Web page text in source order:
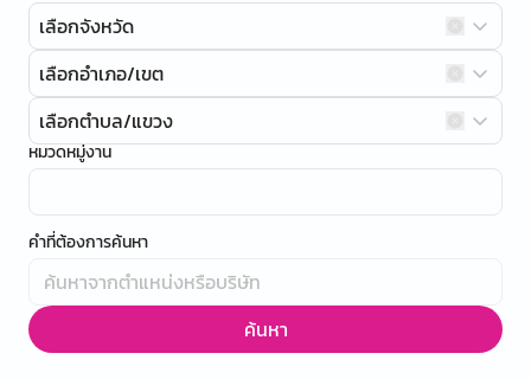
เลือกจังหวัด
เลือกอำเภอ/เขต
เลือกตำบล/แขวง
หมวดหมู่งาน
คำที่ต้องการค้นหา
ค้นหา